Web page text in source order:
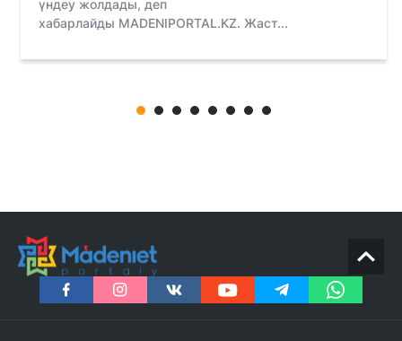
үндеу жолдады, деп
хабарлайды MADENIPORTAL.KZ. Жаст...